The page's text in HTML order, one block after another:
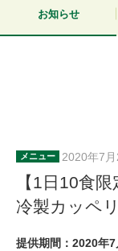
お知らせ
メニュー 2020年7月
【1日10食
冷製カッペ
提供期間：2020年7